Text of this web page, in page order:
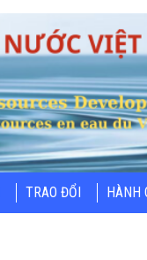
TRAO ĐỔI HÀNH